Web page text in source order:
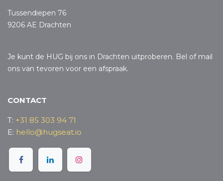
Tussendiepen 76
9206 AE Drachten
Je kunt de HUG bij ons in Drachten uitproberen. Bel of mail
ons van tevoren voor een afspraak.
CONTACT
T: +31 85 303 94 71
E: hello@hugseat.io